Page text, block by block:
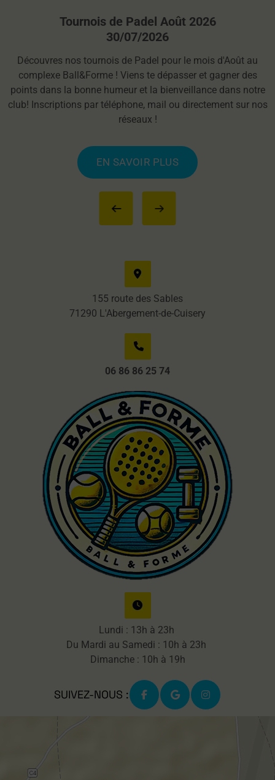
Tournois de Padel Août 2026
30/07/2026
Découvres nos tournois de Padel pour le mois d'Août au
complexe Ball&Forme ! Viens te dépasser et gagner des
points dans la bonne humeur et la bienveillance dans notre
club! Inscriptions par téléphone, mail ou directement sur nos
réseaux !
EN SAVOIR PLUS
155 route des Sables
71290 L'Abergement-de-Cuisery
06 86 86 25 74
Lundi : 13h à 23h
Du Mardi au Samedi : 10h à 23h
Dimanche : 10h à 19h
SUIVEZ-NOUS :